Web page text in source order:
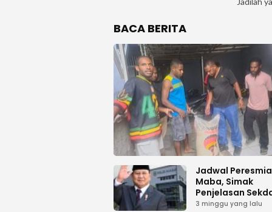
BACA BERITA
Jadwal
Maba, Simak
Penjelasan
Haltim
3 minggu yang lalu